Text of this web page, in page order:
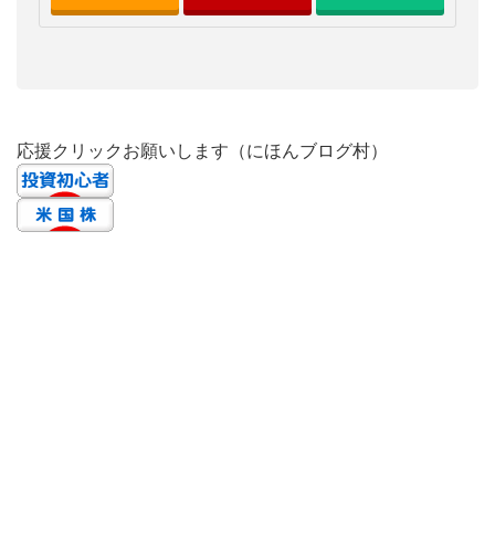
応援クリックお願いします（にほんブログ村）